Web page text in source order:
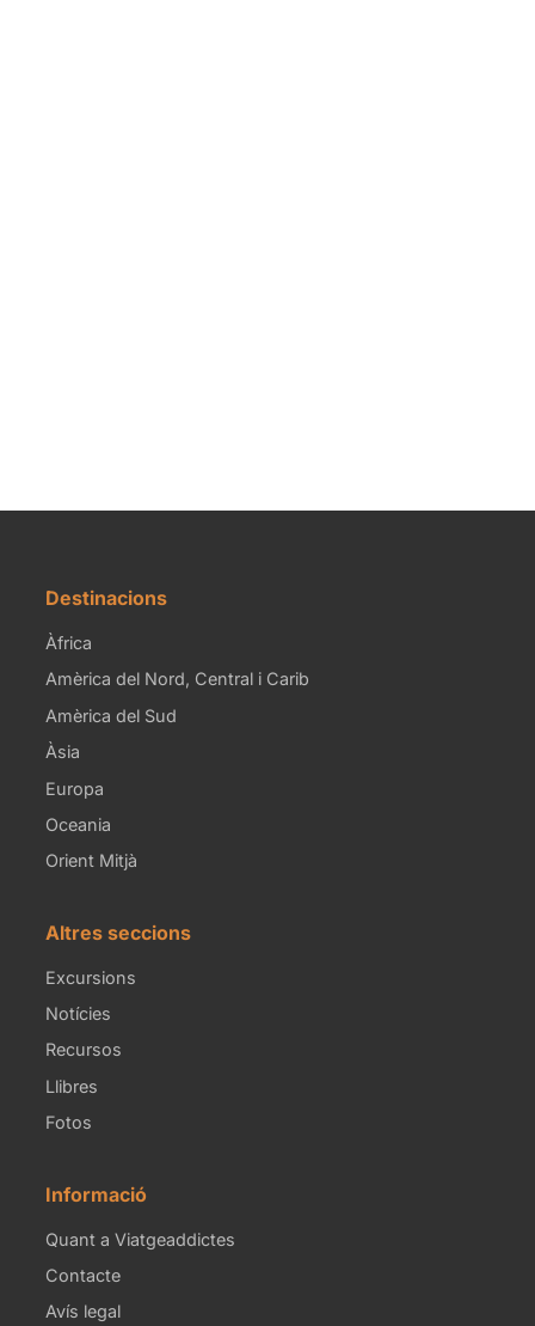
Destinacions
Àfrica
Amèrica del Nord, Central i Carib
Amèrica del Sud
Àsia
Europa
Oceania
Orient Mitjà
Altres seccions
Excursions
Notícies
Recursos
Llibres
Fotos
Informació
Quant a Viatgeaddictes
Contacte
Avís legal